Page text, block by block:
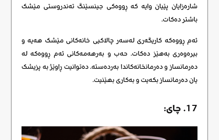
شارەزایان پێیان وایە کە ڕووەکی جینسێنگ تەندروستی مێشک
باشتر دەکات.
ئەم ڕووەکە کاریگەری لەسەر چالاکیی خانەکانی مێشک هەیە و
بیرەوەری بەهێز دەکات. حەب و بەرهەمەکانی ئەم ڕووەکە لە
دەرمانساز و دەرمانخانەکاندا بەردەستە. دەتوانیت ڕاوێژ بە پزیشک
یان دەرمانساز بکەیت و بەکاری بهێنیت.
17. چای: